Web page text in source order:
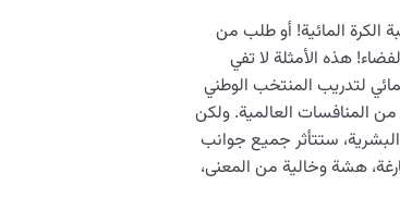
الكرة المائية! أو طلب من
هذه الأمثلة لا تفي
لتدريب المنتخب الوطني
المنافسات العالمية. ولكن
ستتأثر جميع جوانب
هشة وخالية من المعنى،